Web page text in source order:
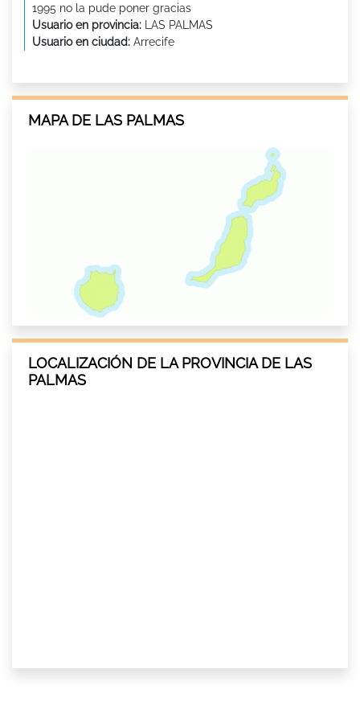
1995 no la pude poner gracias
Usuario en provincia: LAS PALMAS
Usuario en ciudad: Arrecife
MAPA DE LAS PALMAS
LOCALIZACIÓN DE LA PROVINCIA DE LAS
PALMAS